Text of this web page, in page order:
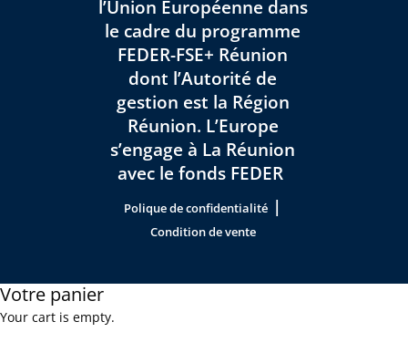
l’Union Européenne dans
le cadre du programme
FEDER-FSE+ Réunion
dont l’Autorité de
gestion est la Région
Réunion. L’Europe
s’engage à La Réunion
avec le fonds FEDER
Polique de confidentialité |
Condition de vente
Votre panier
Your cart is empty.